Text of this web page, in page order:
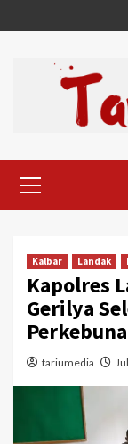
to
Menu
Kalbar Landak
Kapolres
Gerilya
tariumedia